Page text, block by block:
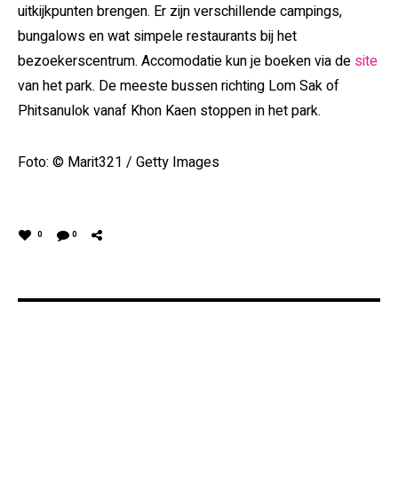
uitkijkpunten brengen. Er zijn verschillende campings,
bungalows en wat simpele restaurants bij het
bezoekerscentrum. Accomodatie kun je boeken via de site
van het park. De meeste bussen richting Lom Sak of
Phitsanulok vanaf Khon Kaen stoppen in het park.
Foto: © Marit321 / Getty Images
0 0